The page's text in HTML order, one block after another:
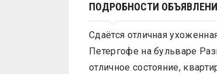
ПОДРОБНОСТИ
Сдаётся отличная
Петергофе на бульваре
отличное состояние,